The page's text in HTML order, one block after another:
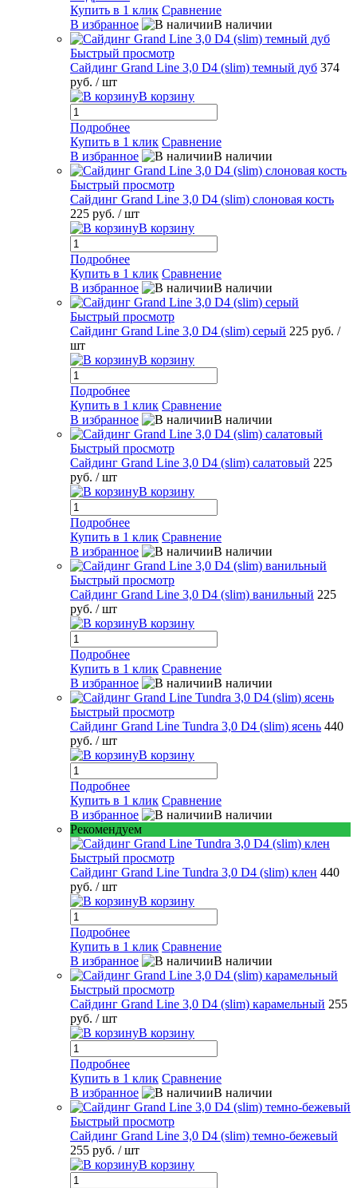
Купить в 1 клик Сравнение
В избранное
В наличии
Быстрый просмотр
Сайдинг Grand Line 3,0 D4 (slim) темный дуб 374
руб. / шт
В корзину
Подробнее
Купить в 1 клик Сравнение
В избранное
В наличии
Быстрый просмотр
Сайдинг Grand Line 3,0 D4 (slim) слоновая кость
225 руб. / шт
В корзину
Подробнее
Купить в 1 клик Сравнение
В избранное
В наличии
Быстрый просмотр
Сайдинг Grand Line 3,0 D4 (slim) серый 225 руб. /
шт
В корзину
Подробнее
Купить в 1 клик Сравнение
В избранное
В наличии
Быстрый просмотр
Сайдинг Grand Line 3,0 D4 (slim) салатовый 225
руб. / шт
В корзину
Подробнее
Купить в 1 клик Сравнение
В избранное
В наличии
Быстрый просмотр
Сайдинг Grand Line 3,0 D4 (slim) ванильный 225
руб. / шт
В корзину
Подробнее
Купить в 1 клик Сравнение
В избранное
В наличии
Быстрый просмотр
Сайдинг Grand Line Tundra 3,0 D4 (slim) ясень 440
руб. / шт
В корзину
Подробнее
Купить в 1 клик Сравнение
В избранное
В наличии
Рекомендуем
Быстрый просмотр
Сайдинг Grand Line Tundra 3,0 D4 (slim) клен 440
руб. / шт
В корзину
Подробнее
Купить в 1 клик Сравнение
В избранное
В наличии
Быстрый просмотр
Сайдинг Grand Line 3,0 D4 (slim) карамельный 255
руб. / шт
В корзину
Подробнее
Купить в 1 клик Сравнение
В избранное
В наличии
Быстрый просмотр
Сайдинг Grand Line 3,0 D4 (slim) темно-бежевый
255 руб. / шт
В корзину